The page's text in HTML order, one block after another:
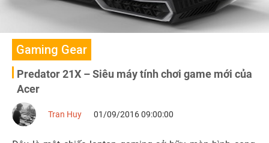
Gaming Gear
Predator 21X – Siêu máy tính chơi game mới của
Acer
Tran Huy 01/09/2016 09:00:00